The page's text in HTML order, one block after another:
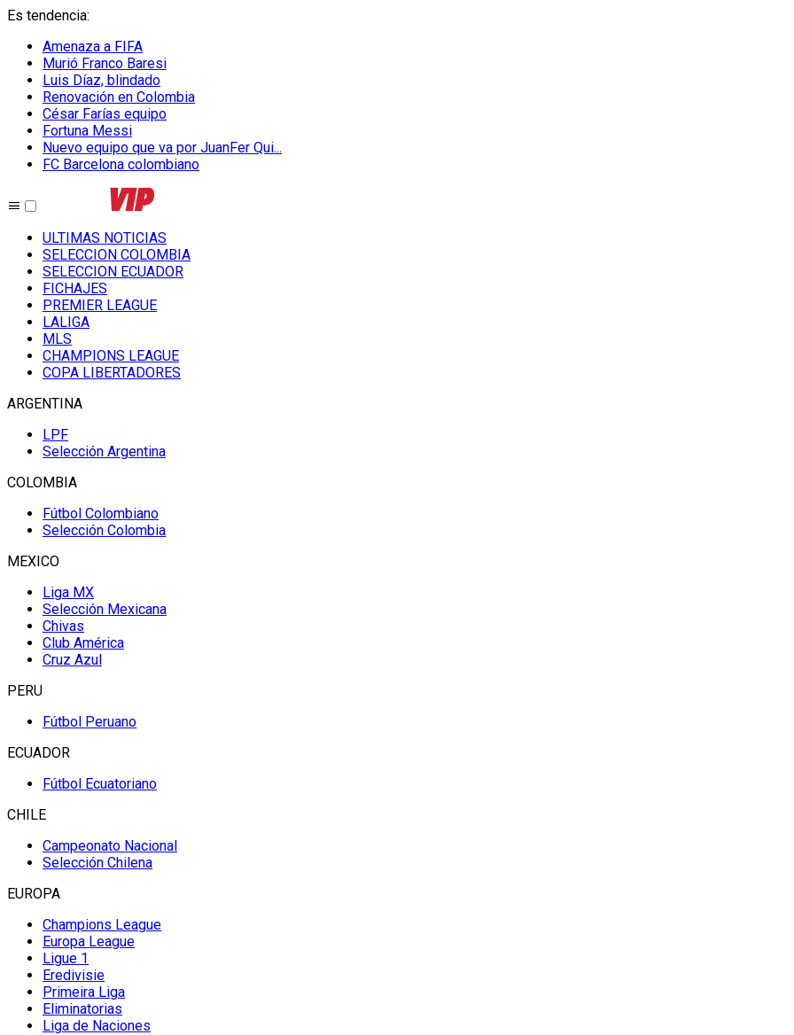
Es tendencia:
Amenaza a FIFA
Murió Franco Baresi
Luis Díaz, blindado
Renovación en Colombia
César Farías equipo
Fortuna Messi
Nuevo equipo que va por JuanFer Qui...
FC Barcelona colombiano
ULTIMAS NOTICIAS
SELECCION COLOMBIA
SELECCION ECUADOR
FICHAJES
PREMIER LEAGUE
LALIGA
MLS
CHAMPIONS LEAGUE
COPA LIBERTADORES
ARGENTINA
LPF
Selección Argentina
COLOMBIA
Fútbol Colombiano
Selección Colombia
MEXICO
Liga MX
Selección Mexicana
Chivas
Club América
Cruz Azul
PERU
Fútbol Peruano
ECUADOR
Fútbol Ecuatoriano
CHILE
Campeonato Nacional
Selección Chilena
EUROPA
Champions League
Europa League
Ligue 1
Eredivisie
Primeira Liga
Eliminatorias
Liga de Naciones